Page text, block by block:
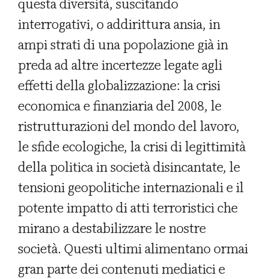
questa diversità, suscitando
interrogativi, o addirittura ansia, in
ampi strati di una popolazione già in
preda ad altre incertezze legate agli
effetti della globalizzazione: la crisi
economica e finanziaria del 2008, le
ristrutturazioni del mondo del lavoro,
le sfide ecologiche, la crisi di legittimità
della politica in società disincantate, le
tensioni geopolitiche internazionali e il
potente impatto di atti terroristici che
mirano a destabilizzare le nostre
società. Questi ultimi alimentano ormai
gran parte dei contenuti mediatici e